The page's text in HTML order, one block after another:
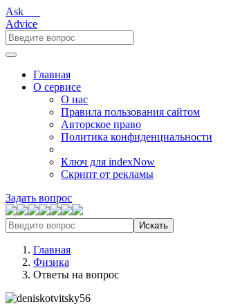
Ask___
Advice
Главная
О сервисе
О нас
Правила пользования сайтом
Авторское право
Политика конфиденциальности
Ключ для indexNow
Скрипт от рекламы
Задать вопрос
Искать
Главная
Физика
Ответы на вопрос